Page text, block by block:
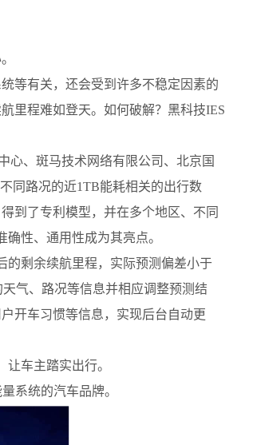
等有关，还会受到许多不稳定因素的
里程难如登天。如何破解？黑科技IES
心、斑马技术网络有限公司、北京国
同路况的近1TB能耗相关的出行数
到了专利模型，并在多个地区、不同
性、通用性成为其亮点。
的剩余续航里程，实际预测偏差小于
气、路况等信息并相应调整预测结
开车习惯等信息，实现后台自动更
车主踏实出行。
系统的汽车品牌。